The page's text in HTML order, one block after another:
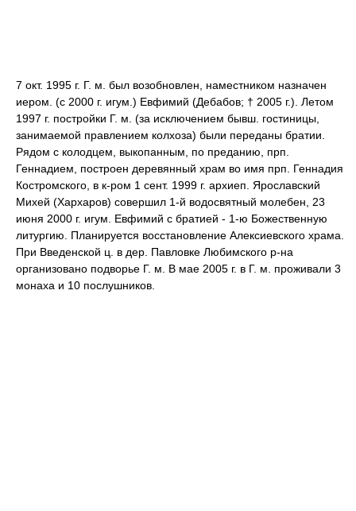
7 окт. 1995 г. Г. м. был возобновлен, наместником назначен
иером. (с 2000 г. игум.) Евфимий (Дебабов; † 2005 г.). Летом
1997 г. постройки Г. м. (за исключением бывш. гостиницы,
занимаемой правлением колхоза) были переданы братии.
Рядом с колодцем, выкопанным, по преданию, прп.
Геннадием, построен деревянный храм во имя прп. Геннадия
Костромского, в к-ром 1 сент. 1999 г. архиеп. Ярославский
Михей (Хархаров) совершил 1-й водосвятный молебен, 23
июня 2000 г. игум. Евфимий с братией - 1-ю Божественную
литургию. Планируется восстановление Алексиевского храма.
При Введенской ц. в дер. Павловке Любимского р-на
организовано подворье Г. м. В мае 2005 г. в Г. м. проживали 3
монаха и 10 послушников.